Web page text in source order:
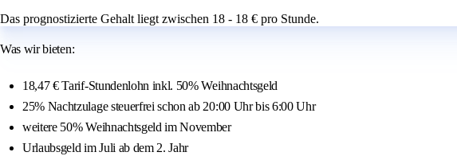
Das prognostizierte Gehalt liegt zwischen 18 - 18 € pro Stunde.
Was wir bieten:
18,47 € Tarif-Stundenlohn inkl. 50% Weihnachtsgeld
25% Nachtzulage steuerfrei schon ab 20:00 Uhr bis 6:00 Uhr
weitere 50% Weihnachtsgeld im November
Urlaubsgeld im Juli ab dem 2. Jahr